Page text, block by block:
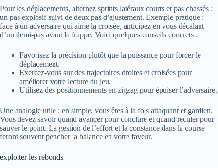
Pour les déplacements, alternez sprints latéraux courts et pas chassés :
un pas explosif suivi de deux pas d’ajustement. Exemple pratique :
face à un adversaire qui aime la croisée, anticipez en vous décalant
d’un demi-pas avant la frappe. Voici quelques conseils concrets :
Favorisez la précision plutôt que la puissance pour forcer le
déplacement.
Exercez-vous sur des trajectoires droites et croisées pour
améliorer votre lecture du jeu.
Utilisez des positionnements en zigzag pour épuiser l’adversaire.
Une analogie utile : en simple, vous êtes à la fois attaquant et gardien.
Vous devez savoir quand avancer pour conclure et quand reculer pour
sauver le point. La gestion de l’effort et la constance dans la course
feront souvent pencher la balance en votre faveur.
exploiter les rebonds